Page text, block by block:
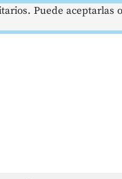
Puede aceptarlas